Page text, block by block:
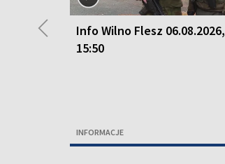
Info Wilno Flesz 06.08.2026,
15:50
INFORMACJE
◀